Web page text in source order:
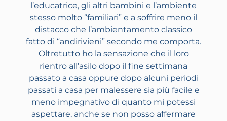
l’educatrice, gli altri bambini e l’ambiente
stesso molto “familiari” e a soffrire meno il
distacco che l’ambientamento classico
fatto di “andirivieni” secondo me comporta.
Oltretutto ho la sensazione che il loro
rientro all’asilo dopo il fine settimana
passato a casa oppure dopo alcuni periodi
passati a casa per malessere sia più facile e
meno impegnativo di quanto mi potessi
aspettare, anche se non posso affermare